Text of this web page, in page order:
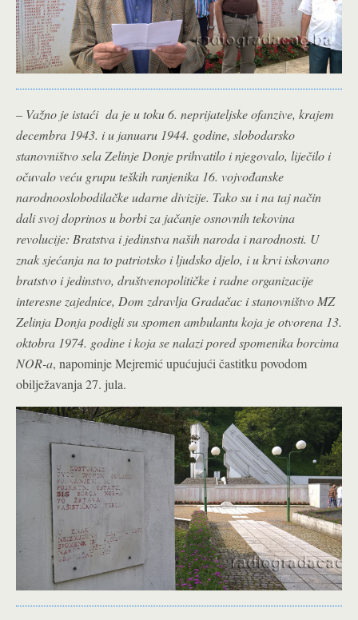
– Važno je istaći da je u toku 6. neprijateljske ofanzive, krajem
decembra 1943. i u januaru 1944. godine, slobodarsko
stanovništvo sela Zelinje Donje prihvatilo i njegovalo, liječilo i
očuvalo veću grupu teških ranjenika 16. vojvođanske
narodnooslobodilačke udarne divizije. Tako su i na taj način
dali svoj doprinos u borbi za jačanje osnovnih tekovina
revolucije: Bratstva i jedinstva naših naroda i narodnosti. U
znak sjećanja na to patriotsko i ljudsko djelo, i u krvi iskovano
bratstvo i jedinstvo, društvenopolitičke i radne organizacije
interesne zajednice, Dom zdravlja Gradačac i stanovništvo MZ
Zelinja Donja podigli su spomen ambulantu koja je otvorena 13.
oktobra 1974. godine i koja se nalazi pored spomenika borcima
NOR-a, napominje Mejremić upućujući častitku povodom
obilježavanja 27. jula.